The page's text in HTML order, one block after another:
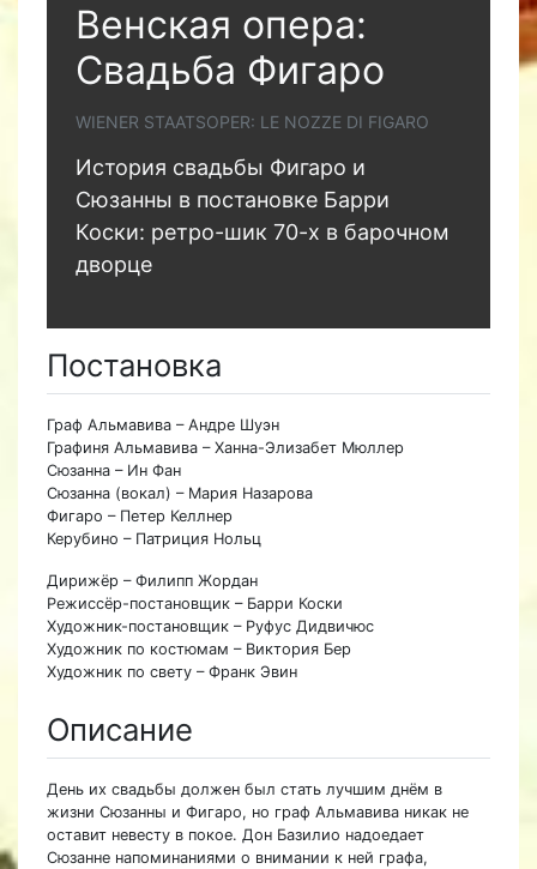
Венская опера:
Свадьба Фигаро
WIENER STAATSOPER: LE NOZZE DI FIGARO
История свадьбы Фигаро и
Сюзанны в постановке Барри
Коски: ретро-шик 70-х в барочном
дворце
Постановка
Граф Альмавива – Андре Шуэн
Графиня Альмавива – Ханна-Элизабет Мюллер
Сюзанна – Ин Фан
Сюзанна (вокал) – Мария Назарова
Фигаро – Петер Келлнер
Керубино – Патриция Нольц
Дирижёр – Филипп Жордан
Режиссёр-постановщик – Барри Коски
Художник-постановщик – Руфус Дидвичюс
Художник по костюмам – Виктория Бер
Художник по свету – Франк Эвин
Описание
День их свадьбы должен был стать лучшим днём в
жизни Сюзанны и Фигаро, но граф Альмавива никак не
оставит невесту в покое. Дон Базилио надоедает
Сюзанне напоминаниями о внимании к ней графа,